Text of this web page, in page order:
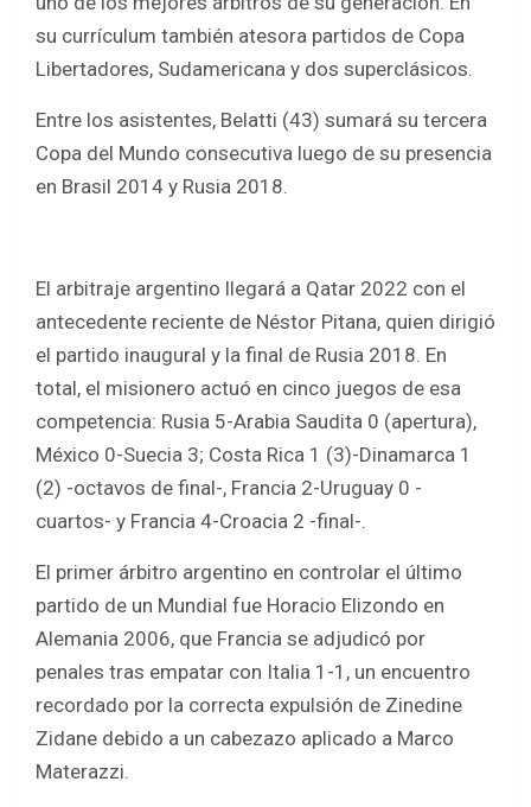
su currículum también atesora partidos de Copa
Libertadores, Sudamericana y dos superclásicos.
Entre los asistentes, Belatti (43) sumará su tercera
Copa del Mundo consecutiva luego de su presencia
en Brasil 2014 y Rusia 2018.
El arbitraje argentino llegará a Qatar 2022 con el
antecedente reciente de Néstor Pitana, quien dirigió
el partido inaugural y la final de Rusia 2018. En
total, el misionero actuó en cinco juegos de esa
competencia: Rusia 5-Arabia Saudita 0 (apertura),
México 0-Suecia 3; Costa Rica 1 (3)-Dinamarca 1
(2) -octavos de final-, Francia 2-Uruguay 0 -
cuartos- y Francia 4-Croacia 2 -final-.
El primer árbitro argentino en controlar el último
partido de un Mundial fue Horacio Elizondo en
Alemania 2006, que Francia se adjudicó por
penales tras empatar con Italia 1-1, un encuentro
recordado por la correcta expulsión de Zinedine
Zidane debido a un cabezazo aplicado a Marco
Materazzi.